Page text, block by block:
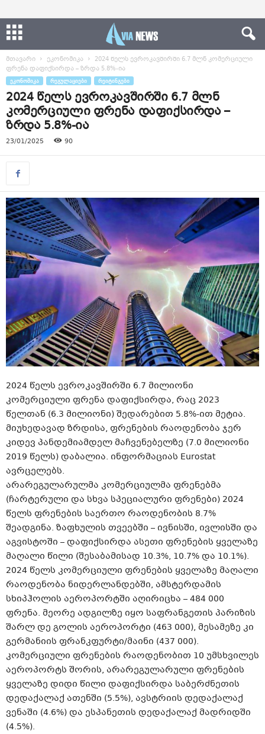
მთავარი ეკონომიკა
2024 წელს ევროკავშირში 6.7 მლნ კომერციული
ფრენა დაფიქსირდა – ზრდა 5.8%-ია
ᲔᲙᲝᲜᲝᲛᲘᲙᲐ ᲠᲔᲒᲣᲚᲐᲪᲘᲔᲑᲘ ᲠᲔᲘᲢᲘᲜᲒᲔᲑᲘ
2024 წელს ევროკავშირში 6.7 მლნ
კომერციული ფრენა დაფიქსირდა –
ზრდა 5.8%-ია
23/01/2025 90
2024 წელს ევროკავშირში 6.7 მილიონი
კომერციული ფრენა დაფიქსირდა, რაც 2023
წელთან (6.3 მილიონი) შედარებით 5.8%-ით მეტია.
მიუხედავად ზრდისა, ფრენების რაოდენობა ჯერ
კიდევ პანდემიამდელ მაჩვენებელზე (7.0 მილიონი
2019 წელს) დაბალია. ინფორმაციას Eurostat
ავრცელებს.
არარეგულარულმა კომერციულმა ფრენებმა
(ჩარტერული და სხვა სპეციალური ფრენები) 2024
წელს ფრენების საერთო რაოდენობის 8.7%
შეადგინა. ზაფხულის თვეებში – ივნისში, ივლისში და
აგვისტოში – დაფიქსირდა ასეთი ფრენების ყველაზე
მაღალი წილი (შესაბამისად 10.3%, 10.7% და 10.1%).
2024 წელს კომერციული ფრენების ყველაზე მაღალი
რაოდენობა ნიდერლანდებში, ამსტერდამის
სხიპჰოლის აეროპორტში აღირიცხა – 484 000
ფრენა. მეორე ადგილზე იყო საფრანგეთის პარიზის
შარლ დე გოლის აეროპორტი (463 000), მესამეზე კი
გერმანიის ფრანკფურტი/მაინი (437 000).
კომერციული ფრენების რაოდენობით 10 უმსხვილეს
აეროპორტს შორის, არარეგულარული ფრენების
ყველაზე დიდი წილი დაფიქსირდა საბერძნეთის
დედაქალაქ ათენში (5.5%), ავსტრიის დედაქალაქ
ვენაში (4.6%) და ესპანეთის დედაქალაქ მადრიდში
(4.5%).